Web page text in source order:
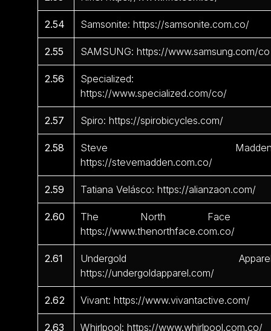
2.54 Samsonite: https://samsonite.com.co/
2.55 SAMSUNG: https://www.samsung.com/co
2.56
Specialized:
https://www.specialized.com/co/
2.57 Spiro: https://spirobicycles.com/
2.58
Steve
https://stevemadden.com.co/
2.59 Tatiana Velásco: https://alianzaon.com/
2.60
The North Face
https://www.thenorthface.com.co/
2.61
Undergold
https://undergoldapparel.com/
2.62 Vivant: https://www.vivantactive.com/
2.63 Whirlpool: https://www.whirlpool.com.co/